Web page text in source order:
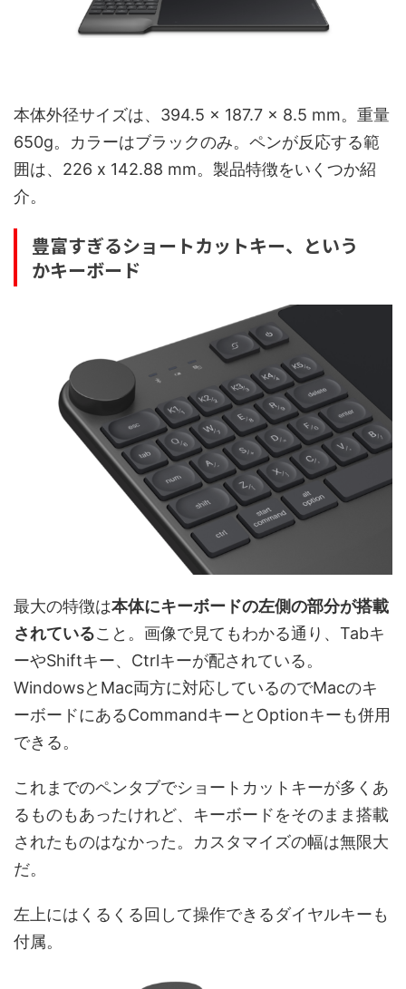
本体外径サイズは、394.5 × 187.7 × 8.5 mm。重量
650g。カラーはブラックのみ。ペンが反応する範
囲は、226 x 142.88 mm。製品特徴をいくつか紹
介。
豊富すぎるショートカットキー、という
かキーボード
最大の特徴は本体にキーボードの左側の部分が搭載
されていること。画像で見てもわかる通り、Tabキ
ーやShiftキー、Ctrlキーが配されている。
WindowsとMac両方に対応しているのでMacのキ
ーボードにあるCommandキーとOptionキーも併用
できる。
これまでのペンタブでショートカットキーが多くあ
るものもあったけれど、キーボードをそのまま搭載
されたものはなかった。カスタマイズの幅は無限大
だ。
左上にはくるくる回して操作できるダイヤルキーも
付属。